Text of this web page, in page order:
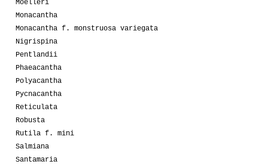
Moelleri
Monacantha
Monacantha f. monstruosa variegata
Nigrispina
Pentlandii
Phaeacantha
Polyacantha
Pycnacantha
Reticulata
Robusta
Rutila f. mini
Salmiana
Santamaria